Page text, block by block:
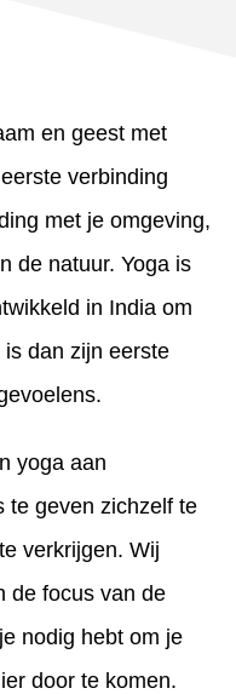
en geest met
verbinding
met je omgeving,
de natuur. Yoga is
in India om
dan zijn eerste
yoga aan
te geven zichzelf te
verkrijgen. Wij
de focus van de
nodig hebt om je
door te komen.